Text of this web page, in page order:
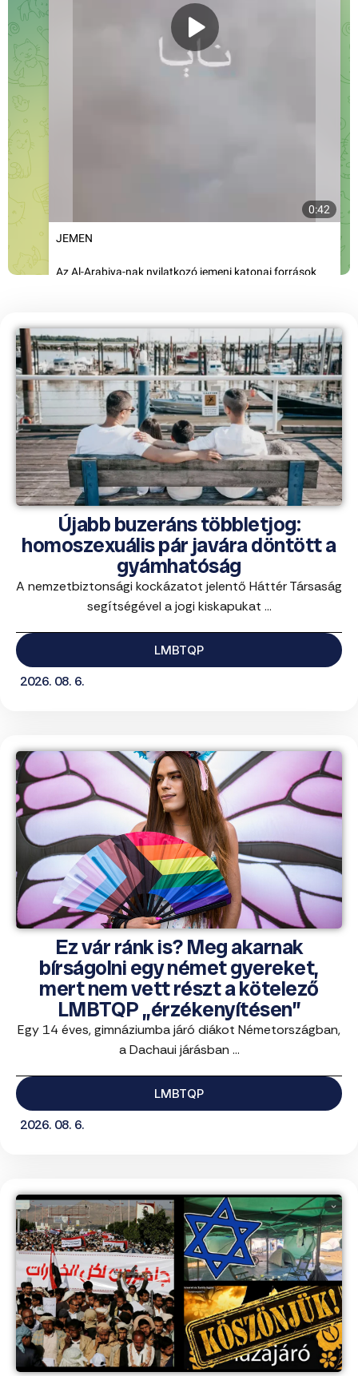
Újabb buzeráns többletjog:
homoszexuális pár javára döntött a
gyámhatóság
A nemzetbiztonsági kockázatot jelentő Háttér Társaság
segítségével a jogi kiskapukat ...
LMBTQP
2026. 08. 6.
Ez vár ránk is? Meg akarnak
bírságolni egy német gyereket,
mert nem vett részt a kötelező
LMBTQP „érzékenyítésen”
Egy 14 éves, gimnáziumba járó diákot Németországban,
a Dachaui járásban ...
LMBTQP
2026. 08. 6.